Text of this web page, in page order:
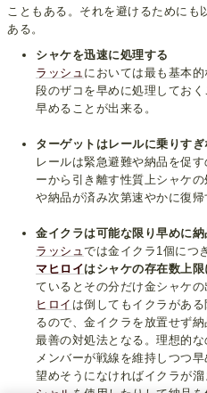
こともある。それを避けるためにも
ある。
シャケを迅速に処理する
ラッシュ においては最も基本
段のザコを早めに処理してお
早めることが出来る。
ターゲットはレールに乗りすぎ
レールは緊急避難や納品を促
ーから引き離す性質上シャケ
や納品が済み次第速やかに復帰
金イクラは可能な限り早めに納
ラッシュでは金イクラ1個につき
マヒロイはシャケの存在数上限
ているとその分だけ金シャケの
ヒロイ は倒してもイクラがあ
るので、金イクラを放置せず
最善の対処法となる。理想的な
メンバーが戦線を維持しつつ
望めそうになければイクラが